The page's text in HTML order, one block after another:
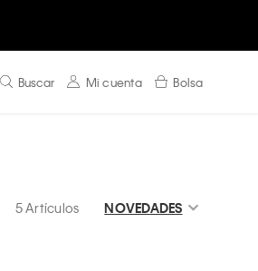
Buscar Mi cuenta Bolsa
NOVEDADES
5 Artículos